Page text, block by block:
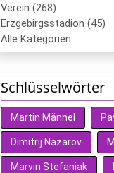
Verein (268)
Erzgebirgsstadion (45)
Alle Kategorien
Schlüsselwörter
Martin Männel
Dimitrij Nazarov
Marvin Stefaniak